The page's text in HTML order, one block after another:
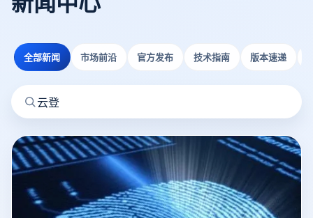
全部新闻 市场前沿 官方发布 技术指南 版本速递